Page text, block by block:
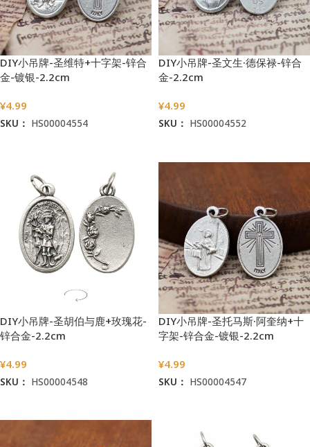
DIY小吊牌-圣维特+十字架-锌合
金-镀银-2.2cm
¥4.99
SKU： HS00004554
DIY小吊牌-圣文生·德保禄-锌合
金-2.2cm
¥4.99
SKU： HS00004552
DIY小吊牌-圣胡伯与鹿+玫瑰花-
锌合金-2.2cm
¥4.99
SKU： HS00004548
DIY小吊牌-圣托马斯·阿奎纳+十
字架-锌合金-镀银-2.2cm
¥4.99
SKU： HS00004547